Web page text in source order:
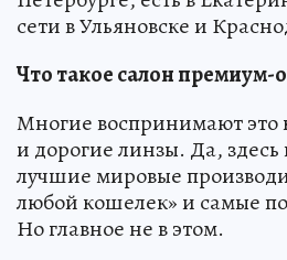
сети в Ульяновске и
Что такое салон премиум-
Многие воспринимают это
и дорогие линзы. Да, здесь
лучшие мировые
любой кошелек» и самые
Но главное не в этом.